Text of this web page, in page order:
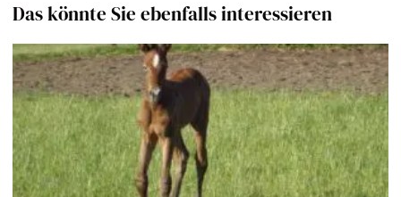
Das könnte Sie ebenfalls interessieren